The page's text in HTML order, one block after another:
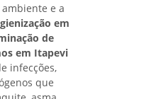
e a
em
de
em Itapevi
infecções,
que